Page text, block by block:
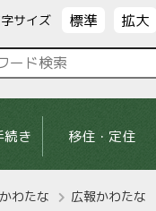
サイズ 標準 拡大
続き 移住・定住
わたな 広報かわた